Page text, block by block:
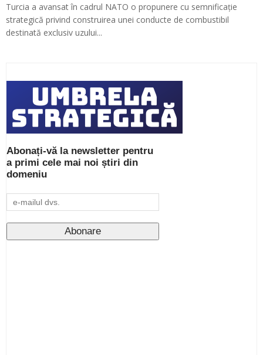
Turcia a avansat în cadrul NATO o propunere cu semnificație
strategică privind construirea unei conducte de combustibil
destinată exclusiv uzului...
Abonați-vă la newsletter pentru
a primi cele mai noi știri din
domeniu